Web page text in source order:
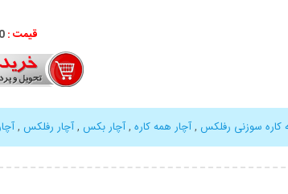
قیمت :
سوزنی رفلکس ,آچار همه کاره ,آچار بکس ,آچار رفلکس ,